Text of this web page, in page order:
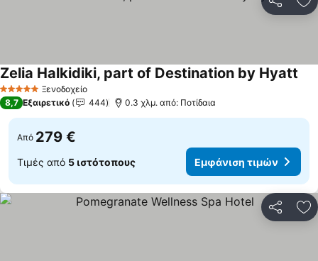
5 Αστέρια Ξενοδοχείο
Zelia Halkidiki, part of Destination by Hyatt
8,7 Εξαιρετικό 444 0.3 χλμ. από: Ποτίδαια
Από 279 €
Τιμές από 5 ιστότοπους Εμφάνιση τιμών